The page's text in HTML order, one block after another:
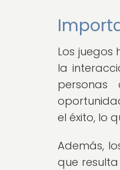
Los
la
personas
el éxito, lo
Además,
que